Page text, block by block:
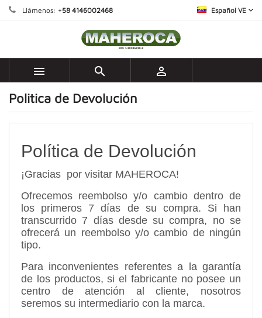
Llámenos: +58 4146002468 Español VE
  
Politica de Devolución
Política de Devolución
¡Gracias por visitar MAHEROCA!
Ofrecemos reembolso y/o cambio dentro de
los primeros 7 días de su compra. Si han
transcurrido 7 días desde su compra, no se
ofrecerá un reembolso y/o cambio de ningún
tipo.
Para inconvenientes referentes a la garantía
de los productos, si el fabricante no posee un
centro de atención al cliente, nosotros
seremos su intermediario con la marca.